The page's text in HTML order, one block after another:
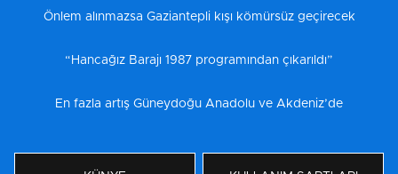
Önlem alınmazsa Gaziantepli kışı kömürsüz geçirecek
“Hancağız Barajı 1987 programından çıkarıldı”
En fazla artış Güneydoğu Anadolu ve Akdeniz’de